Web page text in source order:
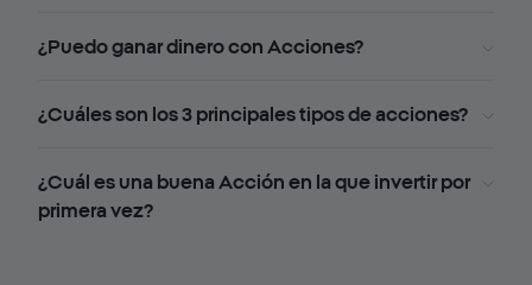
¿Puedo ganar dinero con Acciones?
¿Cuáles son los 3 principales tipos de acciones?
¿Cuál es una buena Acción en la que invertir por
primera vez?